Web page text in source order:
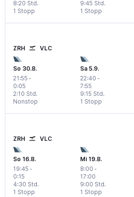
1 Stopp
8:20 Std.
1 Stopp
9:45 Std.
ZRH VLC
So 30.8.
21:55 -
0:05
Nonstop
2:10 Std.
Sa 5.9.
22:40 -
7:55
1 Stopp
9:15 Std.
ZRH VLC
So 16.8.
19:45 -
0:15
1 Stopp
4:30 Std.
Mi 19.8.
8:00 -
17:00
1 Stopp
9:00 Std.